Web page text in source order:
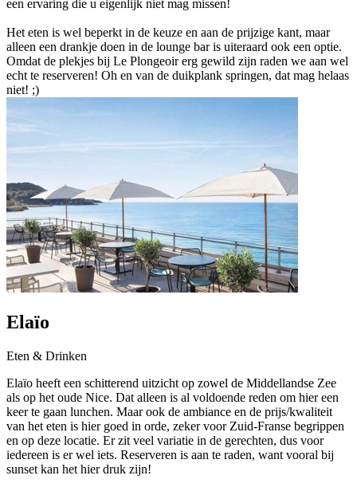
een ervaring die u eigenlijk niet mag missen!
Het eten is wel beperkt in de keuze en aan de prijzige kant, maar
alleen een drankje doen in de lounge bar is uiteraard ook een optie.
Omdat de plekjes bij Le Plongeoir erg gewild zijn raden we aan wel
echt te reserveren! Oh en van de duikplank springen, dat mag helaas
niet! ;)
Elaïo
Eten & Drinken
Elaïo heeft een schitterend uitzicht op zowel de Middellandse Zee
als op het oude Nice. Dat alleen is al voldoende reden om hier een
keer te gaan lunchen. Maar ook de ambiance en de prijs/kwaliteit
van het eten is hier goed in orde, zeker voor Zuid-Franse begrippen
en op deze locatie. Er zit veel variatie in de gerechten, dus voor
iedereen is er wel iets. Reserveren is aan te raden, want vooral bij
sunset kan het hier druk zijn!